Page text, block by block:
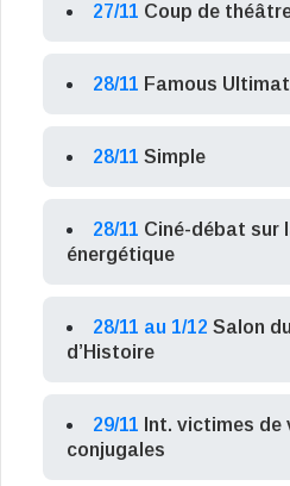
27/11 Coup de
28/11 Famous
28/11 Simple
28/11 Ciné-débat sur
énergétique
28/11 au 1/12 Salon
d’Histoire
29/11 Int. victimes de
conjugales